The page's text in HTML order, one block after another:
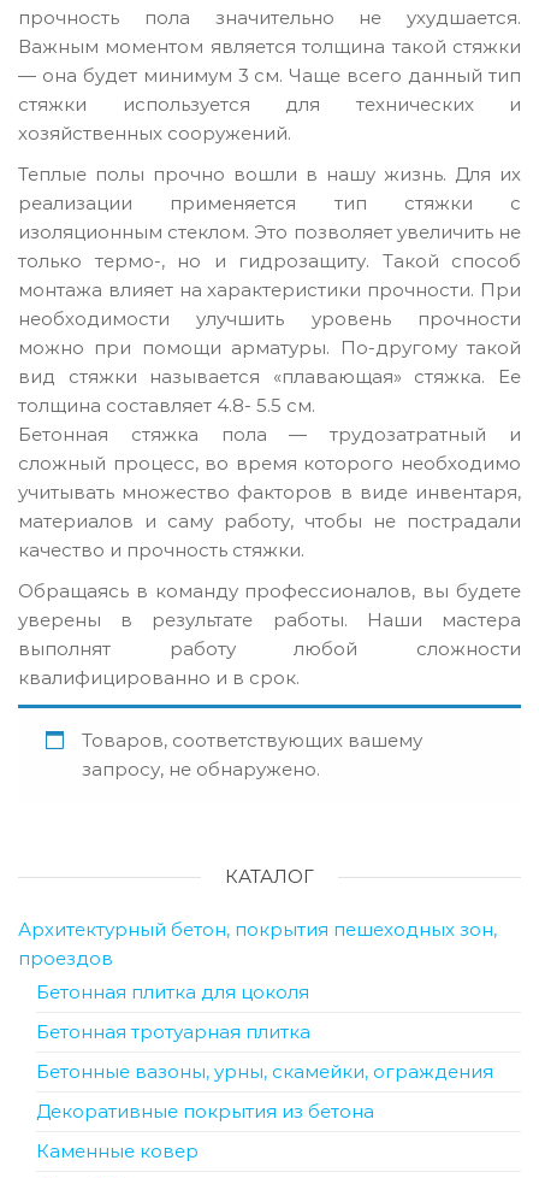
прочность пола значительно не ухудшается.
Важным моментом является толщина такой стяжки
— она будет минимум 3 см. Чаще всего данный тип
стяжки используется для технических и
хозяйственных сооружений.
Теплые полы прочно вошли в нашу жизнь. Для их
реализации применяется тип стяжки с
изоляционным стеклом. Это позволяет увеличить не
только термо-, но и гидрозащиту. Такой способ
монтажа влияет на характеристики прочности. При
необходимости улучшить уровень прочности
можно при помощи арматуры. По-другому такой
вид стяжки называется «плавающая» стяжка. Ее
толщина составляет 4.8- 5.5 см.
Бетонная стяжка пола — трудозатратный и
сложный процесс, во время которого необходимо
учитывать множество факторов в виде инвентаря,
материалов и саму работу, чтобы не пострадали
качество и прочность стяжки.
Обращаясь в команду профессионалов, вы будете
уверены в результате работы. Наши мастера
выполнят работу любой сложности
квалифицированно и в срок.
Товаров, соответствующих вашему
запросу, не обнаружено.
КАТАЛОГ
Архитектурный бетон, покрытия пешеходных зон,
проездов
Бетонная плитка для цоколя
Бетонная тротуарная плитка
Бетонные вазоны, урны, скамейки, ограждения
Декоративные покрытия из бетона
Каменные ковер